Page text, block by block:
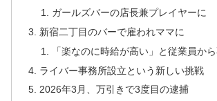
ガールズバーの店長兼プレイヤーに
新宿二丁目のバーで雇われママに
「楽なのに時給が高い」と従業員か
ライバー事務所設立という新しい挑戦
2026年3月、万引きで3度目の逮捕